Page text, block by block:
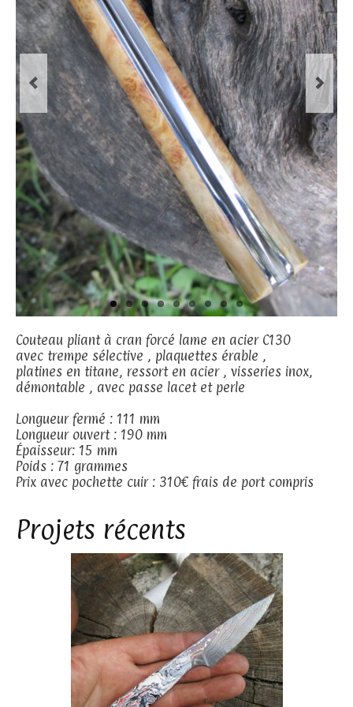
Couteau pliant à cran forcé lame en acier C130
avec trempe sélective , plaquettes érable ,
platines en titane, ressort en acier , visseries inox,
démontable , avec passe lacet et perle
Longueur fermé : 111 mm
Longueur ouvert : 190 mm
Épaisseur: 15 mm
Poids : 71 grammes
Prix avec pochette cuir : 310€ frais de port compris
Projets récents